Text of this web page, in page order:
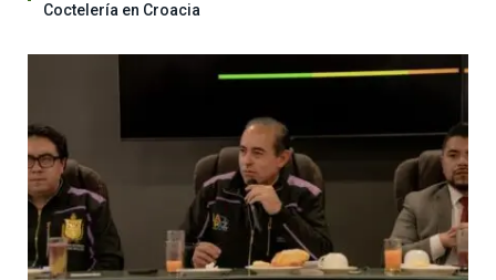
Coctelería en Croacia